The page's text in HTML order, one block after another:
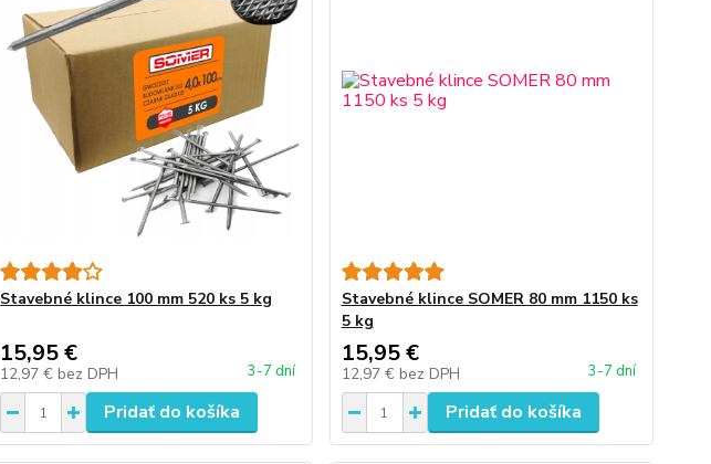
Stavebné klince 100 mm 520 ks 5 kg
15,95 €
12,97 € bez DPH 3-7 dní
Pridať do košíka
Stavebné klince SOMER 80 mm 1150 ks
5 kg
15,95 €
12,97 € bez DPH 3-7 dní
Pridať do košíka